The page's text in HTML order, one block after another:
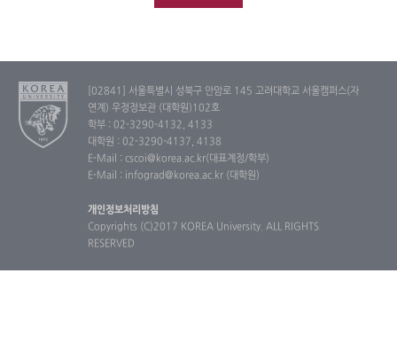
[02841] 서울특별시 성북구 안암로 145 고려대학교 서울캠퍼스(자
연계) 우정정보관 (대학원)102호
학부 : 02-3290-4132, 4133
대학원 : 02-3290-4137, 4138
E-Mail : cscoi@korea.ac.kr(대표계정/학부)
E-Mail : infograd@korea.ac.kr (대학원)
개인정보처리방침
Copyrights (C)2017 KOREA University. ALL RIGHTS
RESERVED